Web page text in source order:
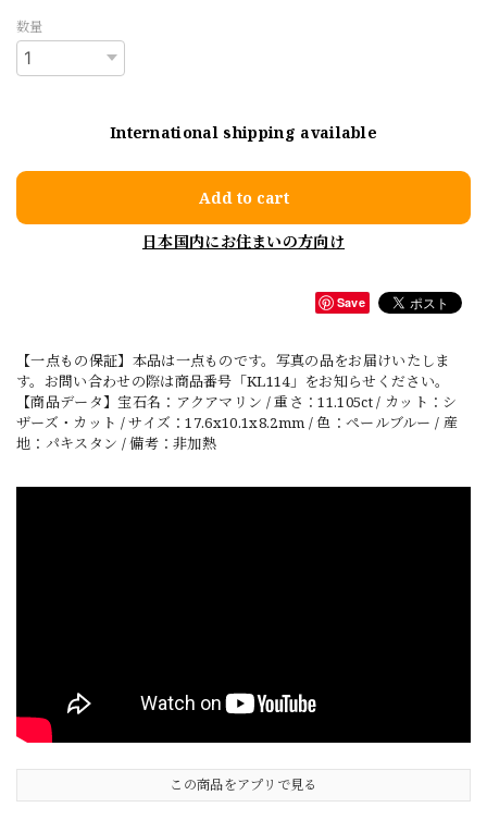
数量
International shipping available
Add to cart
日本国内にお住まいの方向け
Save
【一点もの保証】本品は一点ものです。写真の品をお届けいたしま
す。お問い合わせの際は商品番号「KL114」をお知らせください。
【商品データ】宝石名：アクアマリン / 重さ：11.105ct / カット：シ
ザーズ・カット / サイズ：17.6x10.1x8.2mm / 色：ペールブルー / 産
地：パキスタン / 備考：非加熱
この商品をアプリで見る